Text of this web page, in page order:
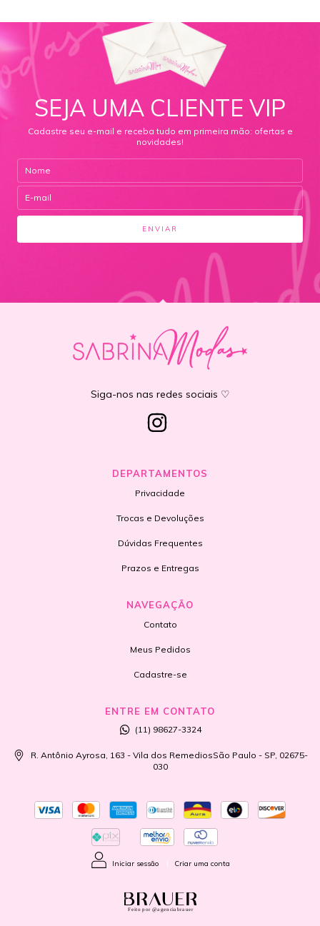
SEJA UMA CLIENTE VIP
Cadastre seu e-mail e receba tudo em primeira mão: ofertas e
novidades!
Siga-nos nas redes sociais ♡
DEPARTAMENTOS
Privacidade
Trocas e Devoluções
Dúvidas Frequentes
Prazos e Entregas
NAVEGAÇÃO
Contato
Meus Pedidos
Cadastre-se
ENTRE EM CONTATO
(11) 98627-3324
R. Antônio Ayrosa, 163 - Vila dos RemediosSão Paulo - SP, 02675-
030
Iniciar sessão Criar uma conta
Feito por @agenciabrauer